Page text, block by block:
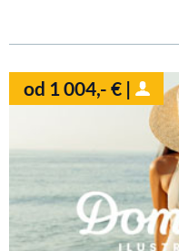
od 1 004,- € |